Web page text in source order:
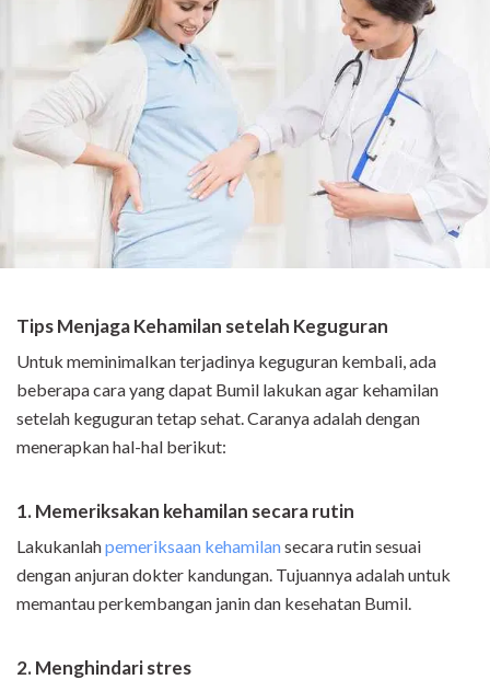
Tips Menjaga Kehamilan setelah Keguguran
Untuk meminimalkan terjadinya keguguran kembali, ada
beberapa cara yang dapat Bumil lakukan agar kehamilan
setelah keguguran tetap sehat. Caranya adalah dengan
menerapkan hal-hal berikut:
1. Memeriksakan kehamilan secara rutin
Lakukanlahpemeriksaan kehamilansecara rutin sesuai
dengan anjuran dokter kandungan. Tujuannya adalah untuk
memantau perkembangan janin dan kesehatan Bumil.
2. Menghindari stres